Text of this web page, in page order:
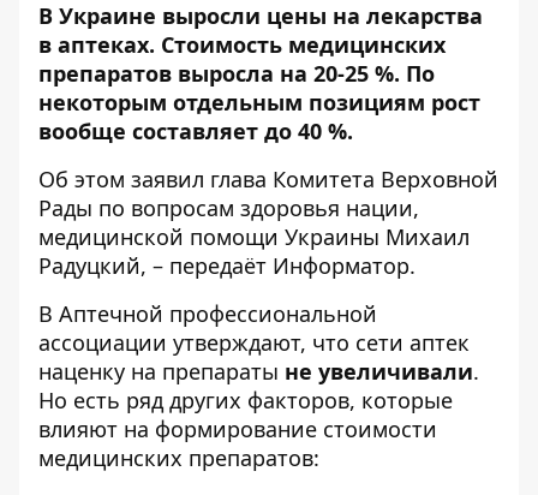
В Украине выросли цены на лекарства
в аптеках. Стоимость медицинских
препаратов выросла на 20-25 %. По
некоторым отдельным позициям рост
вообще составляет до 40 %.
Об этом заявил глава Комитета Верховной
Рады по вопросам здоровья нации,
медицинской помощи Украины Михаил
Радуцкий, – передаёт Информатор.
В Аптечной профессиональной
ассоциации утверждают, что сети аптек
наценку на препараты не увеличивали.
Но есть ряд других факторов, которые
влияют на формирование стоимости
медицинских препаратов: